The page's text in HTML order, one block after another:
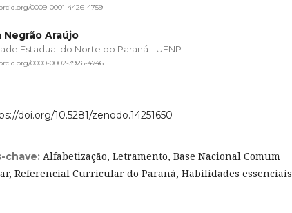
0009-0001-4426-4759
Negrão Araújo
Estadual do Norte do Paraná - UENP
0000-0002-3926-4746
doi.org/10.5281/zenodo.14251650
chave: Alfabetização, Letramento, Base Nacional Comum
Referencial Curricular do Paraná, Habilidades essenciais